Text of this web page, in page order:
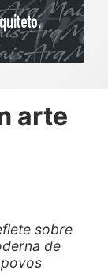
arte
sobre
de